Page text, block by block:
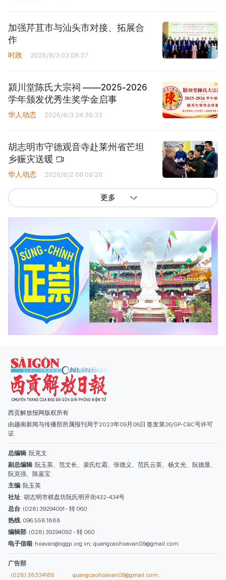
加强芹苴市与汕头市对接、拓展合
作
时政 2026/8/3 03:08:37
潁川堂陈氏大宗祠 ——2025-2026
学年颁发优秀生奖学金启事
华人动态 2026/8/3 24:39:33
胡志明市守德观音寺赴莱州省芒坦
乡赈灾送暖
华人动态 2026/8/2 08:09:20
更多
西贡解放报网版权所有
由越南新闻与传播部所属报刊局于2023年09月06日 签发第26/GP-CBC号许可
副总编辑: 阮玉英、范文长、裴氏红霜、张德义、范氏云英、杨文光、阮德显、
阮克强、陈嘉宝
主编: 阮玉英
社址: 胡志明市棋盘坊阮氏明开街432-434号
总台: (028) 39294091 - 转 060
热线: 096.558.1888
编辑部: (028) 39294092 - 转 060
电子信箱
广告部
(028) 38334185
quangcaohoavan09@gmail.com;
类别